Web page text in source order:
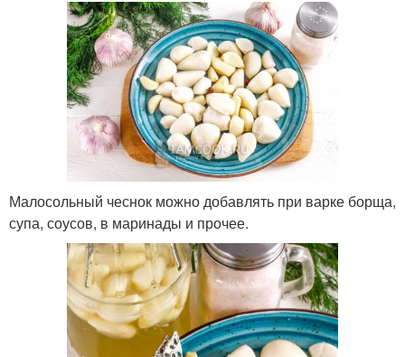
Малосольный чеснок можно добавлять при варке борща,
супа, соусов, в маринады и прочее.